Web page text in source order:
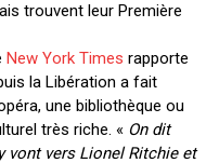
trouvent leur Première
New York Times rapporte
la Libération a fait
une bibliothèque ou
très riche. « On dit
vont vers Lionel Ritchie et